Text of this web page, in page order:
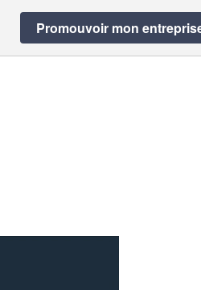
Promouvoir mon